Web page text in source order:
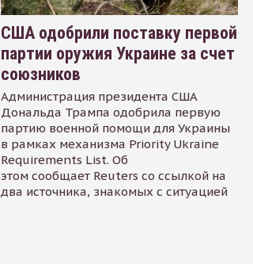
США одобрили поставку первой
партии оружия Украине за счет
союзников
Администрация президента США
Дональда Трампа одобрила первую
партию военной помощи для Украины
в рамках механизма Priority Ukraine
Requirements List. Об
этом сообщает Reuters со ссылкой на
два источника, знакомых с ситуацией